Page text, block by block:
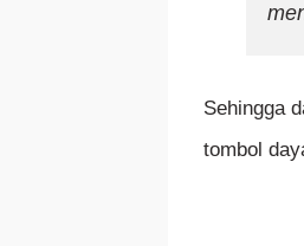
Sehingga
tombol